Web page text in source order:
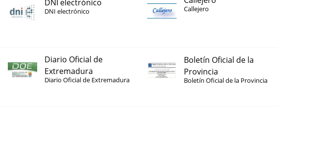
DNI electrónico
DNI electrónico Callejero
Diario Oficial de
Extremadura
Diario Oficial de Extremadura
Boletín Oficial de la
Provincia
Boletín Oficial de la Provincia